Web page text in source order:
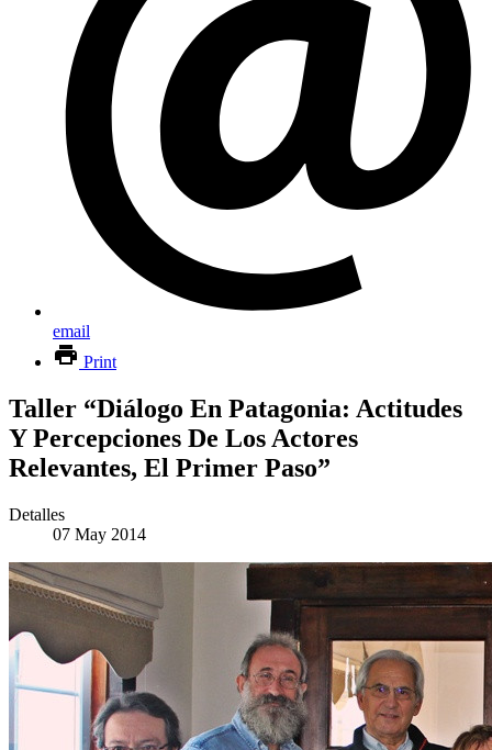
email
Print
Taller “Diálogo En Patagonia: Actitudes
Y Percepciones De Los Actores
Relevantes, El Primer Paso”
Detalles
07 May 2014